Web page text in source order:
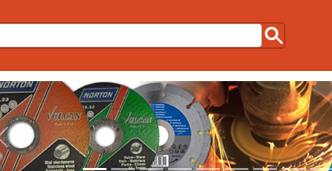
Előző